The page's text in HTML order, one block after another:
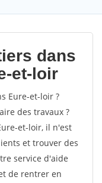
dans
et-loir
Eure-et-loir ?
des travaux ?
et-loir, il n'est
et trouver des
service d'aide
de rentrer en